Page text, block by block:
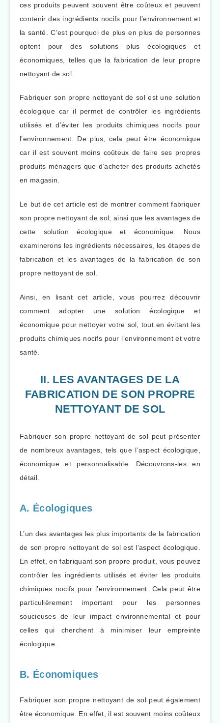
ces produits peuvent souvent être coûteux et peuvent
contenir des ingrédients nocifs pour l’environnement et
la santé. C’est pourquoi de plus en plus de personnes
optent pour des solutions plus écologiques et
économiques, telles que la fabrication de leur propre
nettoyant de sol.
Fabriquer son propre nettoyant de sol est une solution
écologique car il permet de contrôler les ingrédients
utilisés et d’éviter les produits chimiques nocifs pour
l’environnement. De plus, cela peut être économique
car il est souvent moins coûteux de faire ses propres
produits ménagers que d’acheter des produits achetés
en magasin.
Le but de cet article est de montrer comment fabriquer
son propre nettoyant de sol, ainsi que les avantages de
cette solution écologique et économique. Nous
examinerons les ingrédients nécessaires, les étapes de
fabrication et les avantages de la fabrication de son
propre nettoyant de sol.
Ainsi, en lisant cet article, vous pourrez découvrir
comment adopter une solution écologique et
économique pour nettoyer votre sol, tout en évitant les
produits chimiques nocifs pour l’environnement et votre
santé.
II. LES AVANTAGES DE LA
FABRICATION DE SON PROPRE
NETTOYANT DE SOL
Fabriquer son propre nettoyant de sol peut présenter
de nombreux avantages, tels que l’aspect écologique,
économique et personnalisable. Découvrons-les en
détail.
A. Écologiques
L’un des avantages les plus importants de la fabrication
de son propre nettoyant de sol est l’aspect écologique.
En effet, en fabriquant son propre produit, vous pouvez
contrôler les ingrédients utilisés et éviter les produits
chimiques nocifs pour l’environnement. Cela peut être
particulièrement important pour les personnes
soucieuses de leur impact environnemental et pour
celles qui cherchent à minimiser leur empreinte
écologique.
B. Économiques
Fabriquer son propre nettoyant de sol peut également
être économique. En effet, il est souvent moins coûteux